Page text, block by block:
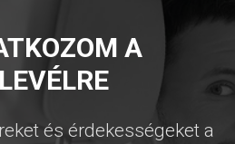
A
és érdekességeket a